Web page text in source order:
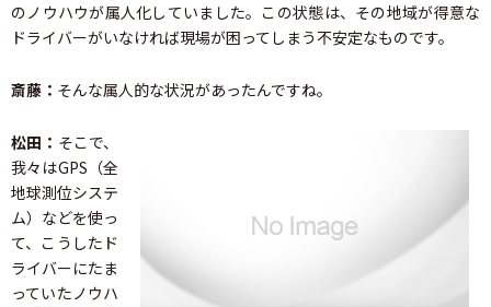
のノウハウが属人化していました。この状態は、その地域が得意な
ドライバーがいなければ現場が困ってしまう不安定なものです。
斎藤： そんな属人的な状況があったんですね。
松田： そこで、
我々はGPS（全
地球測位システ
ム）などを使っ
て、こうしたド
ライバーにたま
っていたノウハ